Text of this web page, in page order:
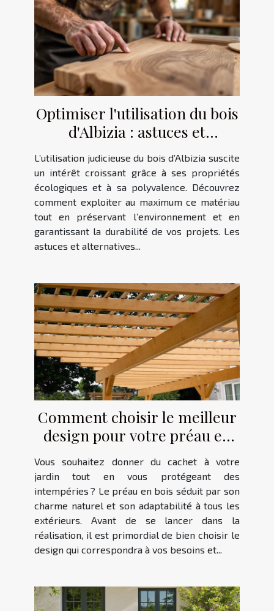
Optimiser l'utilisation du bois
d'Albizia : astuces et
L’utilisation judicieuse du bois d’Albizia suscite
un intérêt croissant grâce à ses propriétés
écologiques et à sa polyvalence. Découvrez
comment exploiter au maximum ce matériau
tout en préservant l’environnement et en
garantissant la durabilité de vos projets. Les
astuces et alternatives...
Comment choisir le meilleur
design pour votre préau en
bois ?
Vous souhaitez donner du cachet à votre
jardin tout en vous protégeant des
intempéries ? Le préau en bois séduit par son
charme naturel et son adaptabilité à tous les
extérieurs. Avant de se lancer dans la
réalisation, il est primordial de bien choisir le
design qui correspondra à vos besoins et...